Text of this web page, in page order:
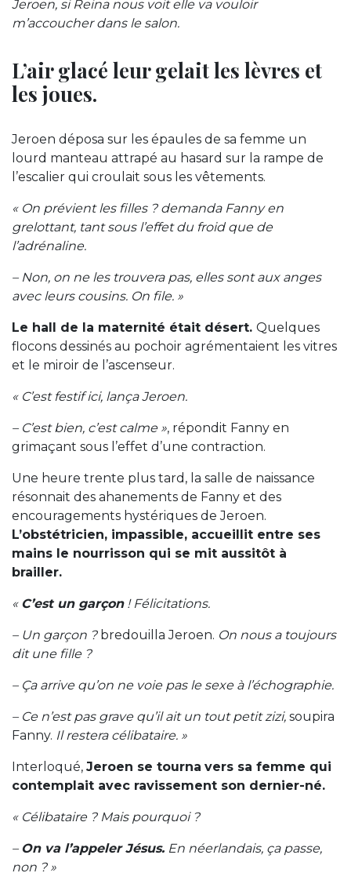
Jeroen, si Reina nous voit elle va vouloir
m’accoucher dans le salon.
L’air glacé leur gelait les lèvres et
les joues.
Jeroen déposa sur les épaules de sa femme un
lourd manteau attrapé au hasard sur la rampe de
l’escalier qui croulait sous les vêtements.
« On prévient les filles ? demanda Fanny en
grelottant, tant sous l’effet du froid que de
l’adrénaline.
– Non, on ne les trouvera pas, elles sont aux anges
avec leurs cousins. On file. »
Le hall de la maternité était désert. Quelques
flocons dessinés au pochoir agrémentaient les vitres
et le miroir de l’ascenseur.
« C’est festif ici, lança Jeroen.
– C’est bien, c’est calme », répondit Fanny en
grimaçant sous l’effet d’une contraction.
Une heure trente plus tard, la salle de naissance
résonnait des ahanements de Fanny et des
encouragements hystériques de Jeroen.
L’obstétricien, impassible, accueillit entre ses
mains le nourrisson qui se mit aussitôt à
brailler.
« C’est un garçon! Félicitations.
– Un garçon ? bredouilla Jeroen. On nous a toujours
dit une fille ?
– Ça arrive qu’on ne voie pas le sexe à l’échographie.
– Ce n’est pas grave qu’il ait un tout petit zizi, soupira
Fanny. Il restera célibataire. »
Interloqué, Jeroen se tourna vers sa femme qui
contemplait avec ravissement son dernier-né.
« Célibataire ? Mais pourquoi ?
– On va l’appeler Jésus. En néerlandais, ça passe,
non ? »